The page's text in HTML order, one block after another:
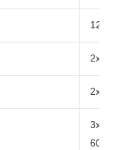
12-
2x
2x
3x
60W